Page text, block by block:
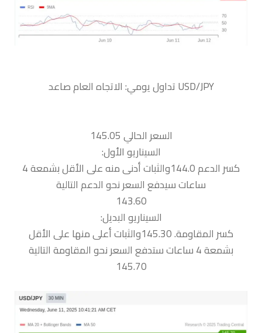
‏USD/JPY تداول يومي: الاتجاه العام صاعد
السعر الحالي 145.05
السيناريو الأول:
كسر الدعم 144.0والثبات أدنى منه على الأقل بشمعة 4
ساعات سيدفع السعر نحو الدعم التالية
143.60
السيناريو البديل:
كسر المقاومة. 145.30والثبات أعلى منها على الأقل
بشمعة 4 ساعات ستدفع السعر نحو المقاومة التالية
145.70